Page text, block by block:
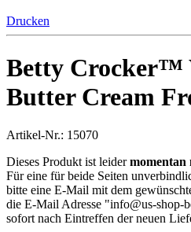
Drucken
Betty Crocker™
Butter Cream
Artikel-Nr.: 15070
Dieses Produkt ist leider
Für eine für beide Seiten
bitte eine E-Mail mit dem
die E-Mail Adresse "info@us-shop-
sofort nach Eintreffen der neuen